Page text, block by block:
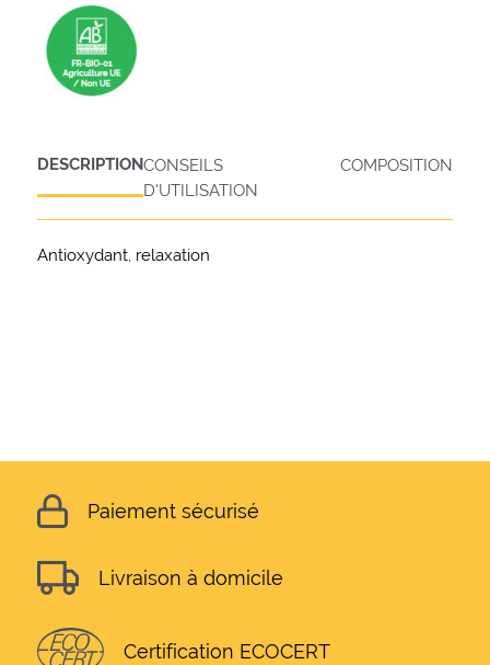
DESCRIPTIONCONSEILS
D'UTILISATION
COMPOSITION
Antioxydant, relaxation
Paiement sécurisé
Livraison à domicile
Certification ECOCERT